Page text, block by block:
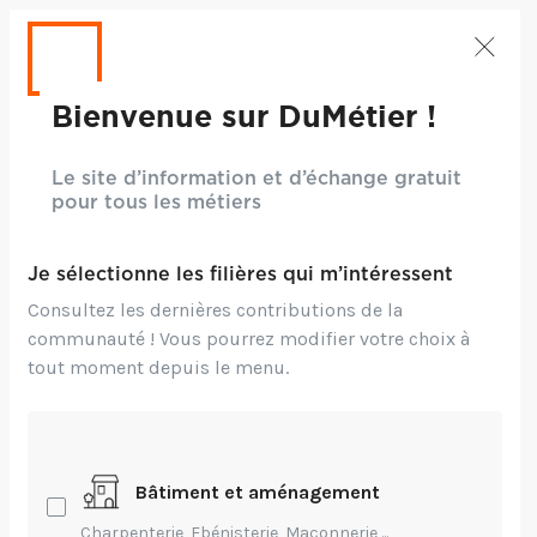
Environnement, Transmission
Bienvenue sur DuMétier !
Le site d’information et d’échange gratuit
pour tous les métiers
Je sélectionne les filières qui m’intéressent
Consultez les dernières contributions de la
communauté ! Vous pourrez modifier votre choix à
tout moment depuis le menu.
Bâtiment et aménagement
Charpenterie, Ebénisterie, Maçonnerie,...